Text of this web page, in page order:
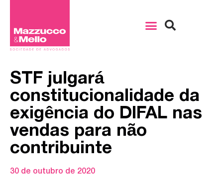
STF julgará
constitucionalidade da
exigência do DIFAL nas
vendas para não
contribuinte
30 de outubro de 2020